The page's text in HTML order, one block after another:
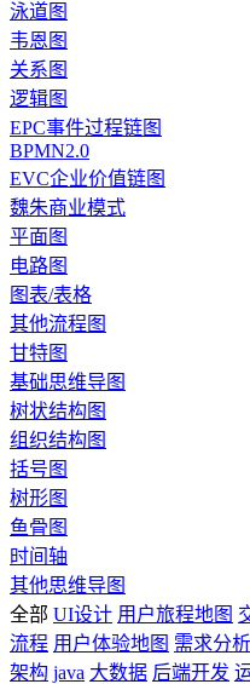
泳道图
韦恩图
关系图
逻辑图
EPC事件过程链图
BPMN2.0
EVC企业价值链图
魏朱商业模式
平面图
电路图
图表/表格
其他流程图
甘特图
基础思维导图
树状结构图
组织结构图
括号图
树形图
鱼骨图
时间轴
其他思维导图
全部 UI设计 用户旅程地图
流程 用户体验地图 需求分析
架构 java 大数据 后端开发